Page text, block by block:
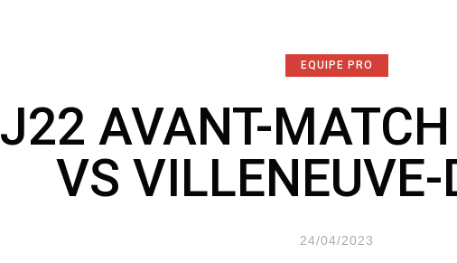
EQUIPE PRO
J22 AVANT-MATCH
VS VILLENEUVE-
24/04/2023